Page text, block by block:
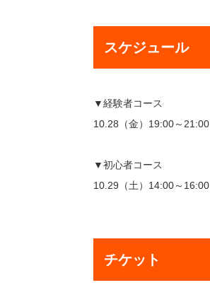
スケジュール
▼経験者コース
10.28（金）19:00～21:00
▼初心者コース
10.29（土）14:00～16:00
チケット